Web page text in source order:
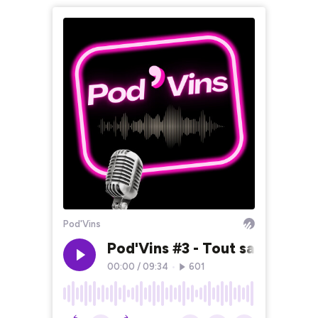
Pod'Vins
Pod'Vins #3 - Tout savoir sur
00:00 / 09:34 601